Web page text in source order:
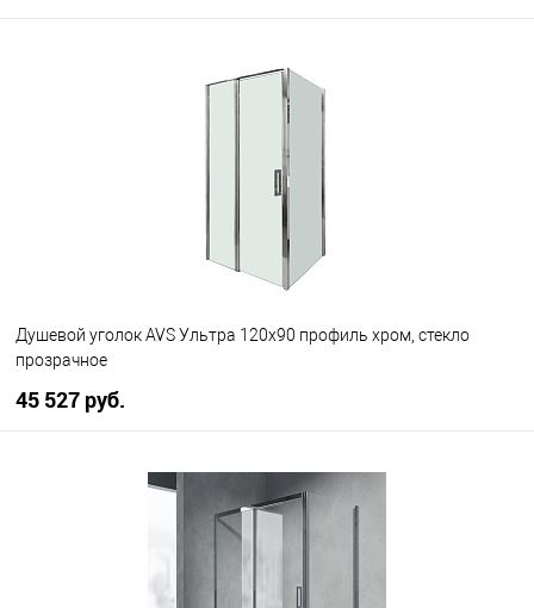
В наличии
Душевой уголок AVS Ультра 120x90 профиль хром, стекло
прозрачное
45 527 руб.
В корзину
В наличии